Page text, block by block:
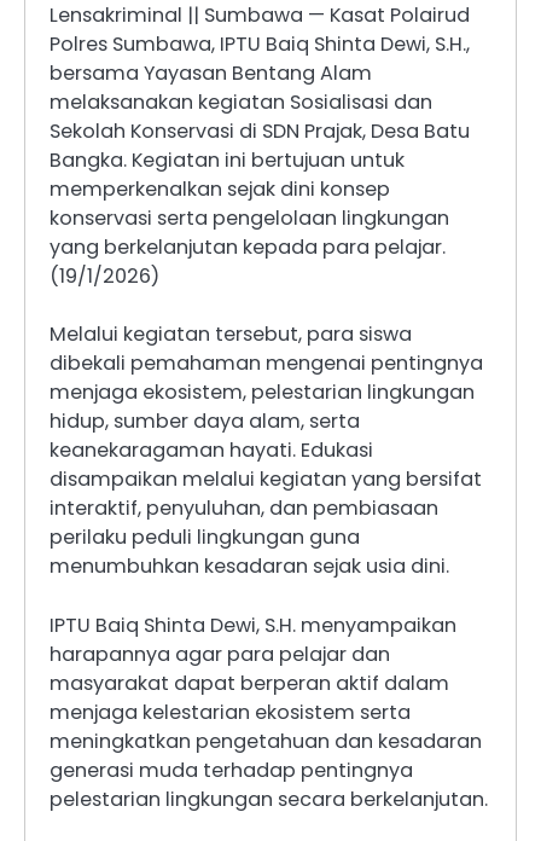
Lensakriminal || Sumbawa — Kasat Polairud
Polres Sumbawa, IPTU Baiq Shinta Dewi, S.H.,
bersama Yayasan Bentang Alam
melaksanakan kegiatan Sosialisasi dan
Sekolah Konservasi di SDN Prajak, Desa Batu
Bangka. Kegiatan ini bertujuan untuk
memperkenalkan sejak dini konsep
konservasi serta pengelolaan lingkungan
yang berkelanjutan kepada para pelajar.
(19/1/2026)
Melalui kegiatan tersebut, para siswa
dibekali pemahaman mengenai pentingnya
menjaga ekosistem, pelestarian lingkungan
hidup, sumber daya alam, serta
keanekaragaman hayati. Edukasi
disampaikan melalui kegiatan yang bersifat
interaktif, penyuluhan, dan pembiasaan
perilaku peduli lingkungan guna
menumbuhkan kesadaran sejak usia dini.
IPTU Baiq Shinta Dewi, S.H. menyampaikan
harapannya agar para pelajar dan
masyarakat dapat berperan aktif dalam
menjaga kelestarian ekosistem serta
meningkatkan pengetahuan dan kesadaran
generasi muda terhadap pentingnya
pelestarian lingkungan secara berkelanjutan.